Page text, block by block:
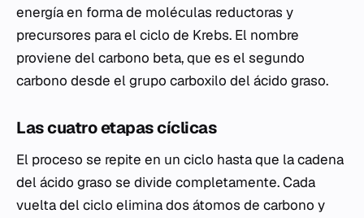
energía en forma de moléculas reductoras y
precursores para el ciclo de Krebs. El nombre
proviene del carbono beta, que es el segundo
carbono desde el grupo carboxilo del ácido graso.
Las cuatro etapas cíclicas
El proceso se repite en un ciclo hasta que la cadena
del ácido graso se divide completamente. Cada
vuelta del ciclo elimina dos átomos de carbono y